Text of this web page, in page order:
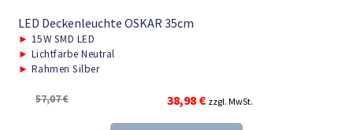
LED Deckenleuchte OSKAR 35cm
► 15W SMD LED
► Lichtfarbe Neutral
► Rahmen Silber
57,07€
Ursprünglicher
Preis
38,98 €Aktueller
Preis
zzgl. MwSt.